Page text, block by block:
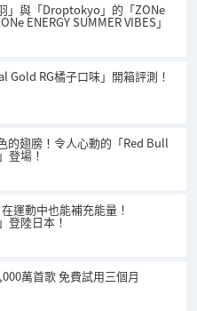
」與「Droptokyo」的「ZONe
ENERGY SUMMER VIBES」
Gold RG橘子口味」開箱評測！
的翅膀！令人心動的「Red Bull
登場！
運動中也能補充能量！
登陸日本！
萬首歌 免費試用三個月